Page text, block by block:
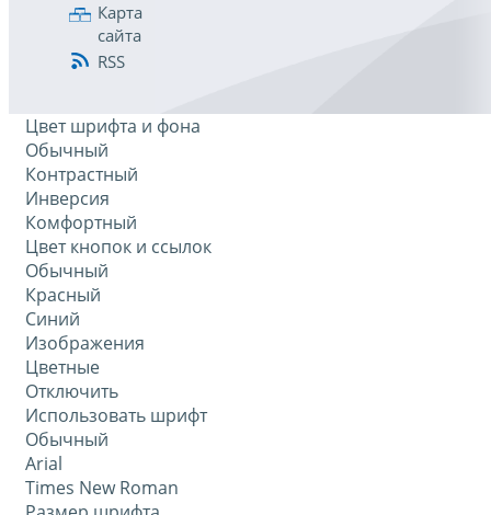
Карта
сайта
RSS
Цвет шрифта и фона
Обычный
Контрастный
Инверсия
Комфортный
Цвет кнопок и ссылок
Обычный
Красный
Синий
Изображения
Цветные
Отключить
Использовать шрифт
Обычный
Arial
Times New Roman